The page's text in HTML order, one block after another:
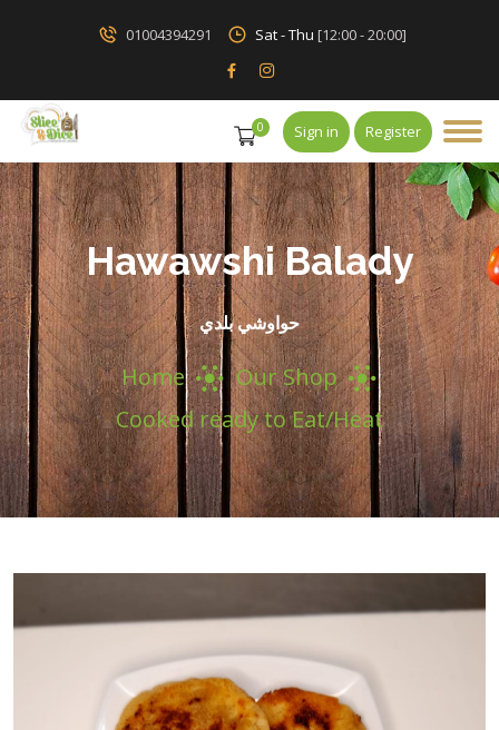
01004394291 Sat - Thu [12:00 - 20:00]
0 Sign in Register
Hawawshi Balady
حواوشي بلدي
Home
Our Shop
Cooked ready to Eat/Heat